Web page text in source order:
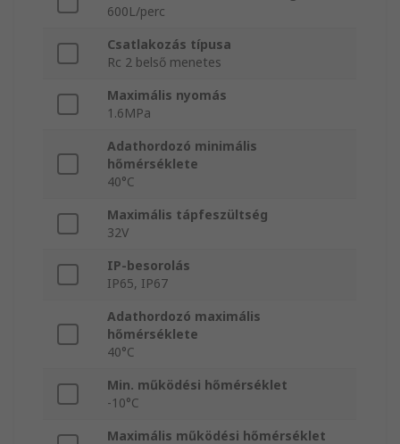
600L/perc
Csatlakozás típusa
Rc 2 belső menetes
Maximális nyomás
1.6MPa
Adathordozó minimális
hőmérséklete
40°C
Maximális tápfeszültség
32V
IP-besorolás
IP65, IP67
Adathordozó maximális
hőmérséklete
40°C
Min. működési hőmérséklet
-10°C
Maximális működési hőmérséklet